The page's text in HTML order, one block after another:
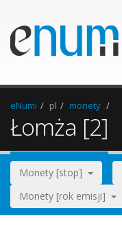
eNumi pl monety
Łomża [2]
Monety [stop]
Monety [rok emisji]